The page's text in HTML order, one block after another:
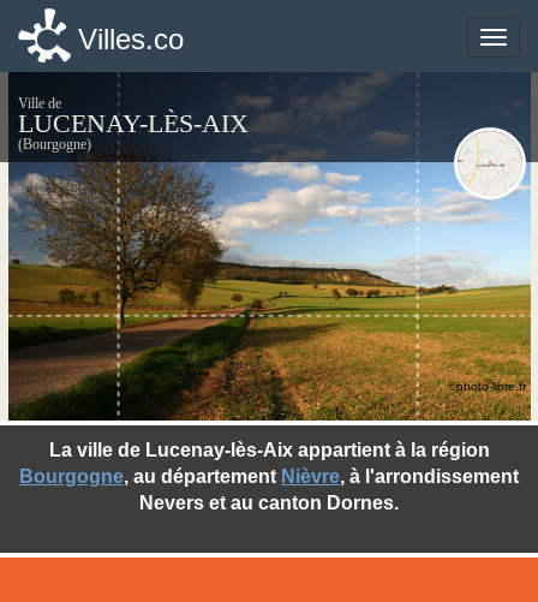
Toggle
Villes.co
Ville de
LUCENAY-LÈS-AIX
(Bourgogne)
La ville de Lucenay-lès-Aix appartient à la région
Bourgogne, au département Nièvre, à l'arrondissement
Nevers et au canton Dornes.
©photo-libre.fr
Toggle
Villes.co